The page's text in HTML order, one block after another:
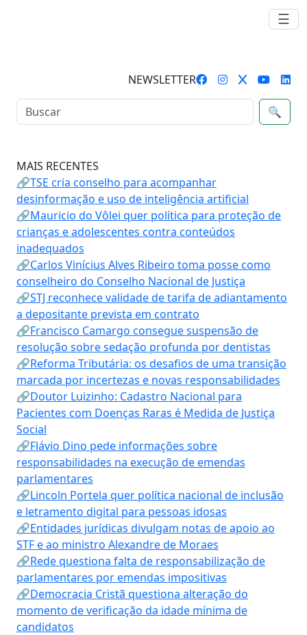
☰
NEWSLETTER
🔍
MAIS RECENTES
🔗TSE cria conselho para acompanhar
desinformação e uso de inteligência artificial
🔗Mauricio do Vôlei quer política para proteção de
crianças e adolescentes contra conteúdos
inadequados
🔗Carlos Vinícius Alves Ribeiro toma posse como
conselheiro do Conselho Nacional de Justiça
🔗STJ reconhece validade de tarifa de adiantamento
a depositante prevista em contrato
🔗Francisco Camargo consegue suspensão de
resolução sobre sedação profunda por dentistas
🔗Reforma Tributária: os desafios de uma transição
marcada por incertezas e novas responsabilidades
🔗Doutor Luizinho: Cadastro Nacional para
Pacientes com Doenças Raras é Medida de Justiça
Social
🔗Flávio Dino pede informações sobre
responsabilidades na execução de emendas
parlamentares
🔗Lincoln Portela quer política nacional de inclusão
e letramento digital para pessoas idosas
🔗Entidades jurídicas divulgam notas de apoio ao
STF e ao ministro Alexandre de Moraes
🔗Rede questiona falta de responsabilização de
parlamentares por emendas impositivas
🔗Democracia Cristã questiona alteração do
momento de verificação da idade mínima de
candidatos